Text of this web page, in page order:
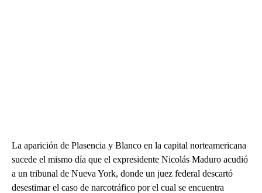
La aparición de Plasencia y Blanco en la capital norteamericana
sucede el mismo día que el expresidente Nicolás Maduro acudió
a un tribunal de Nueva York, donde un juez federal descartó
desestimar el caso de narcotráfico por el cual se encuentra